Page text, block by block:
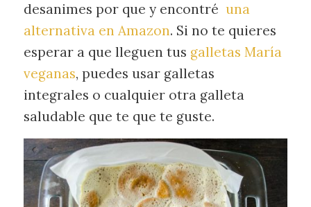
desanimes por que y encontré una
alternativa en Amazon. Si no te quieres
esperar a que lleguen tus galletas María
veganas, puedes usar galletas
integrales o cualquier otra galleta
saludable que te que te guste.